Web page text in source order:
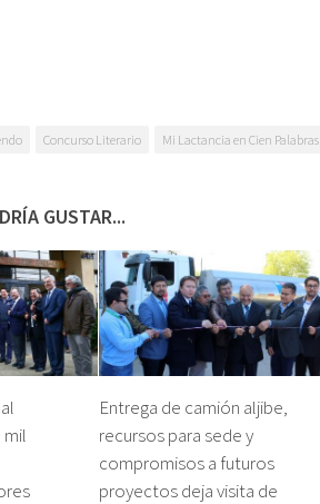
Concurso Literario Mi Lactancia en Cien Palabras
GUSTAR...
mil
Entrega de camión aljibe,
recursos para sede y
compromisos a futuros
proyectos deja visita de